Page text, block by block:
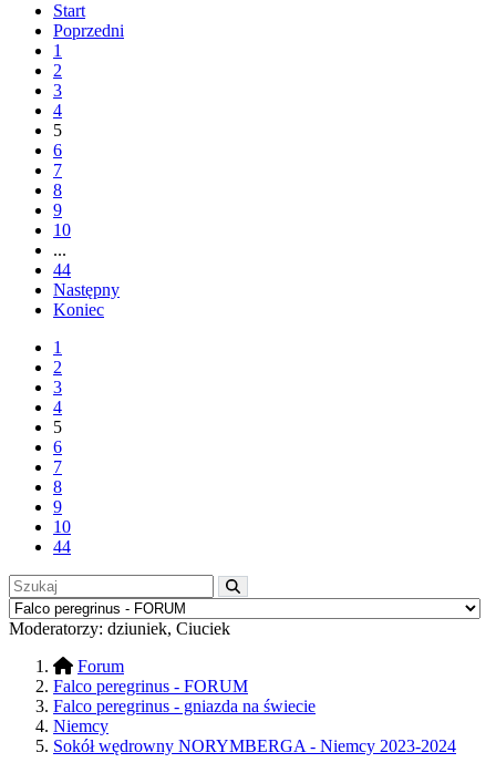
Start
Poprzedni
1
2
3
4
5
6
7
8
9
10
...
44
Następny
Koniec
1
2
3
4
5
6
7
8
9
10
44
Moderatorzy: dziuniek, Ciuciek
Forum
Falco peregrinus - FORUM
Falco peregrinus - gniazda na świecie
Niemcy
Sokół wędrowny NORYMBERGA - Niemcy 2023-2024